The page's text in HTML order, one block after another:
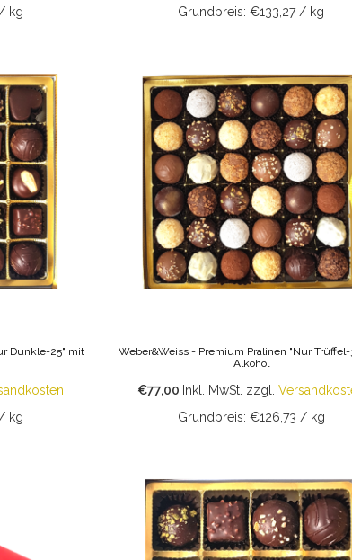
kg
Grundpreis: €133,27 / kg
Dunkle-25" mit
kg
Weber&Weiss - Premium Pralinen "Nur
Alkohol
€77,00 Inkl. MwSt. zzgl.
Grundpreis: €126,73 / kg